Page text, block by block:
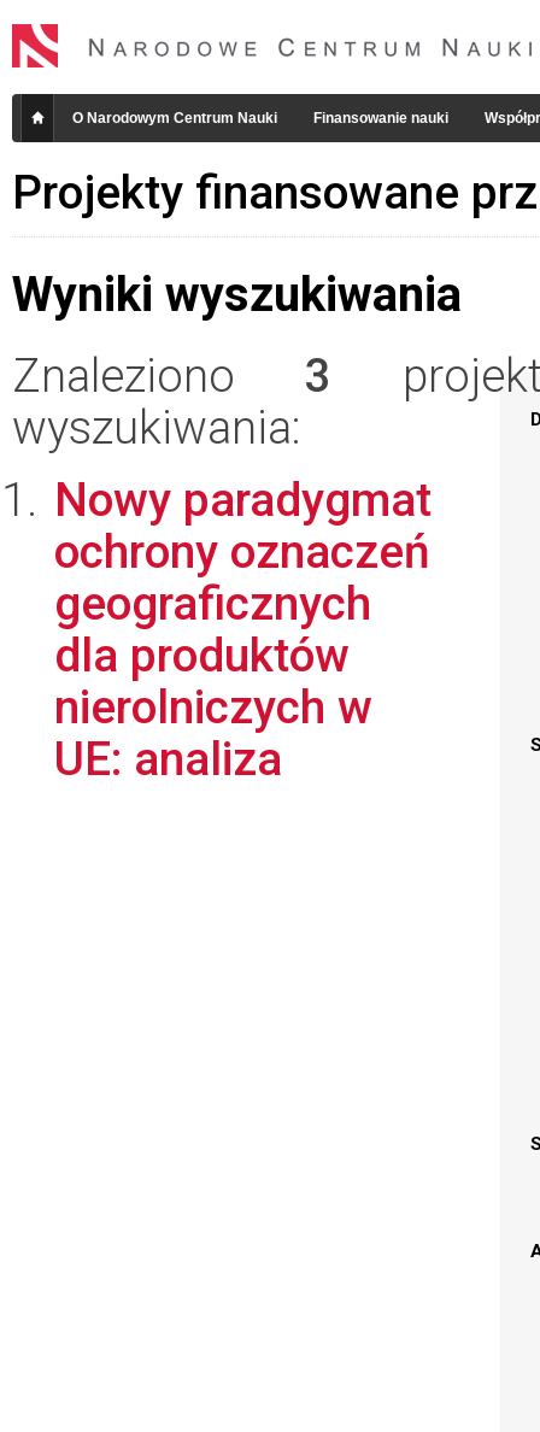
O Narodowym Centrum Nauki Finansowanie nauki
Projekty finansowane
Wyniki wyszukiwania
Znaleziono 3
wyszukiwania:
Nowy paradygmat
ochrony oznaczeń
geograficznych
dla produktów
nierolniczych w
UE: analiza